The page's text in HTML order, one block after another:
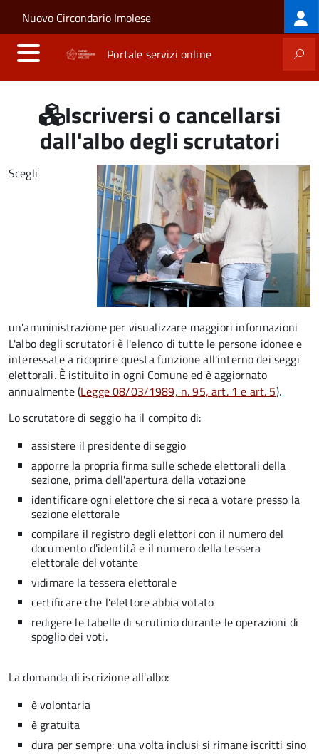
Salta al contenuto principale
Skip to site navigation
Nuovo Circondario Imolese
Portale servizi online
Iscriversi o cancellarsi
dall'albo degli scrutatori
Scegli
un'amministrazione per visualizzare maggiori informazioni
L'albo degli scrutatori è l'elenco di tutte le persone idonee e
interessate a ricoprire questa funzione all'interno dei seggi
elettorali. È istituito in ogni Comune ed è aggiornato
annualmente (Legge 08/03/1989, n. 95, art. 1 e art. 5).
Lo scrutatore di seggio ha il compito di:
assistere il presidente di seggio
apporre la propria firma sulle schede elettorali della
sezione, prima dell'apertura della votazione
identificare ogni elettore che si reca a votare presso la
sezione elettorale
compilare il registro degli elettori con il numero del
documento d'identità e il numero della tessera
elettorale del votante
vidimare la tessera elettorale
certificare che l'elettore abbia votato
redigere le tabelle di scrutinio durante le operazioni di
spoglio dei voti.
La domanda di iscrizione all'albo:
è volontaria
è gratuita
dura per sempre: una volta inclusi si rimane iscritti sino